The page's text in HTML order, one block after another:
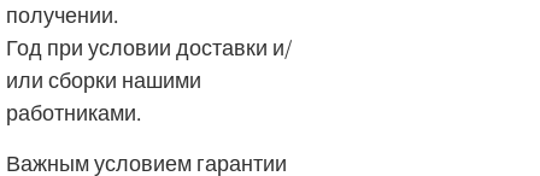
получении.
Год при условии доставки и/
или сборки нашими
работниками.
Важным условием гарантии